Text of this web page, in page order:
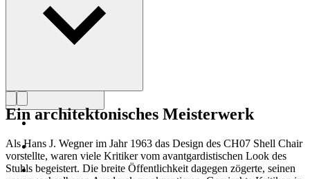
Profil Hans J. Wegner
Ein architektonisches Meisterwerk
Als Hans J. Wegner im Jahr 1963 das Design des CH07 Shell Chair
vorstellte, waren viele Kritiker vom avantgardistischen Look des
Stuhls begeistert. Die breite Öffentlichkeit dagegen zögerte, seinen